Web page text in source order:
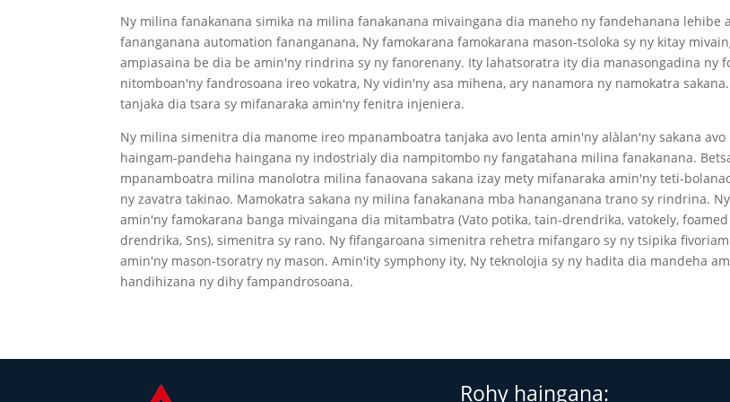
Ny milina fanakanana simika na milina fanakanana mivaingana dia maneho ny fandehanana lehibe
fananganana automation fananganana, Ny famokarana famokarana mason-tsoloka sy ny kitay
ampiasaina be dia be amin'ny rindrina sy ny fanorenany. Ity lahatsoratra ity dia manasongadina ny
nitomboan'ny fandrosoana ireo vokatra, Ny vidin'ny asa mihena, ary nanamora ny namokatra
tanjaka dia tsara sy mifanaraka amin'ny fenitra injeniera.
Ny milina simenitra dia manome ireo mpanamboatra tanjaka avo lenta amin'ny alàlan'ny sakana avo
haingam-pandeha haingana ny indostrialy dia nampitombo ny fangatahana milina fanakanana.
mpanamboatra milina manolotra milina fanaovana sakana izay mety mifanaraka amin'ny teti-
ny zavatra takinao. Mamokatra sakana ny milina fanakanana mba hananganana trano sy rindrina.
amin'ny famokarana banga mivaingana dia mitambatra (Vato potika, tain-drendrika, vatokely,
drendrika, Sns), simenitra sy rano. Ny fifangaroana simenitra rehetra mifangaro sy ny tsipika
amin'ny mason-tsoratry ny mason. Amin'ity symphony ity, Ny teknolojia sy ny hadita dia mandeha
handihizana ny dihy fampandrosoana.
Rohy haingana: